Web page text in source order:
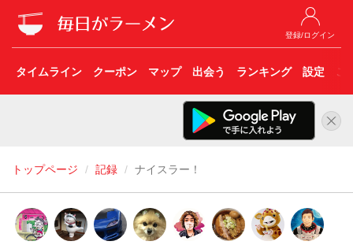
登録/ログイン
タイムライン クーポン マップ 出会う ランキング 設定 こ
トップページ 記録 ナイスラー！